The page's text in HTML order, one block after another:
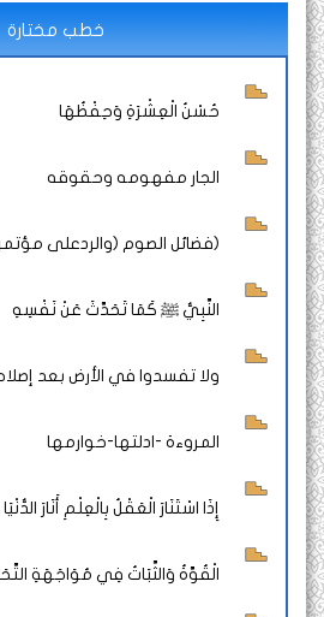
خطب مختارة
حُسْنُ الْعِشْرَةِ وَحِفْظُهَا
الجار مفهومه وحقوقه
(فضائل الصوم (والردعلى
النَّبِيُّ ﷺ كَمَا تَحَدَّثَ عَنْ نَفْسِهِ
ولا تفسدوا في الأرض بعد
المروءة -ادلتها-خوارمها
إِذَا اسْتَنَارَ الْعَقْلُ بِالْعِلْمِ أَنَارَ الدُّنْيَا
الْقُوَّةُ وَالثَّبَاتُ فِي مُوَاجَهَةِ